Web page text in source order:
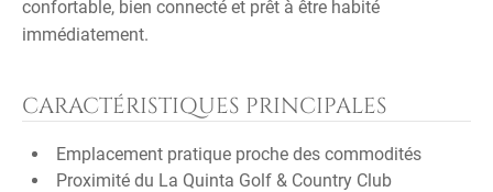
confortable, bien connecté et prêt à être habité
immédiatement.
CARACTÉRISTIQUES PRINCIPALES
Emplacement pratique proche des commodités
Proximité du La Quinta Golf & Country Club